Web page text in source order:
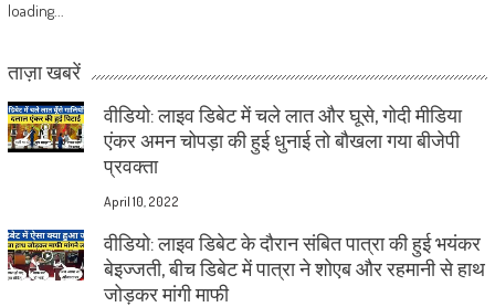
loading...
ताज़ा खबरें
वीडियो: लाइव डिबेट में चले लात और घूसे, गोदी मीडिया
एंकर अमन चोपड़ा की हुई धुनाई तो बौखला गया बीजेपी
प्रवक्ता
April 10, 2022
वीडियो: लाइव डिबेट के दौरान संबित पात्रा की हुई भयंकर
बेइज्जती, बीच डिबेट में पात्रा ने शोएब और रहमानी से हाथ
जोड़कर मांगी माफी